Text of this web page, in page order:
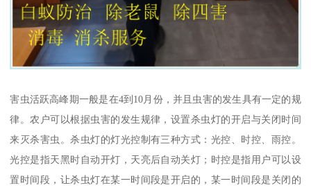
害虫活跃高峰期一般是在4到10月份，并且虫害的发生具有一定的规
律。农户可以根据虫害的发生规律，设置杀虫灯的开启与关闭时间
来灭杀害虫。杀虫灯的灯光控制有三种方式：光控、时控、雨控。
光控是指天黑时自动开灯，天亮后自动关灯；时控是指用户可以设
置时间段，让杀虫灯在某一时间段是开启的，某一时间段是关闭的